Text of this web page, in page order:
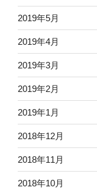
2019年5月
2019年4月
2019年3月
2019年2月
2019年1月
2018年12月
2018年11月
2018年10月